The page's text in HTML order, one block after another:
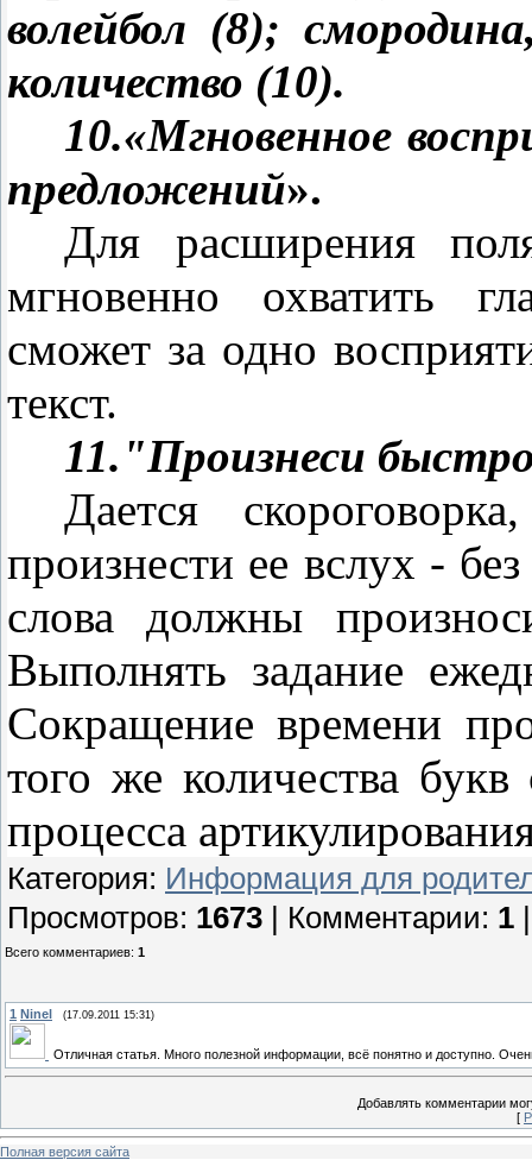
волейбол (8);
количество (10).
10.«Мгновенное
предложений».
Для расширения
мгновенно охватить
сможет за одно
текст.
11."Произнеси
Дается
произнести ее вслух -
слова должны
Выполнять задание
Сокращение времени
того же количества
процесса
Категория: Информация для
Просмотров: 1673 Комментарии: 1
Всего комментариев: 1
1 Ninel (17.09.2011 15:31)
Отличная статья. Много полезной информации, всё понятно и доступно.
Добавлять комментарии
[
Полная версия сайта